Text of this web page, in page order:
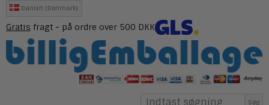
Danish (Denmark)
Gratis fragt - på ordre over 500 DKK
Søg